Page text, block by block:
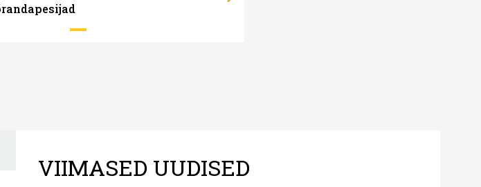
VIIMASED UUDISED